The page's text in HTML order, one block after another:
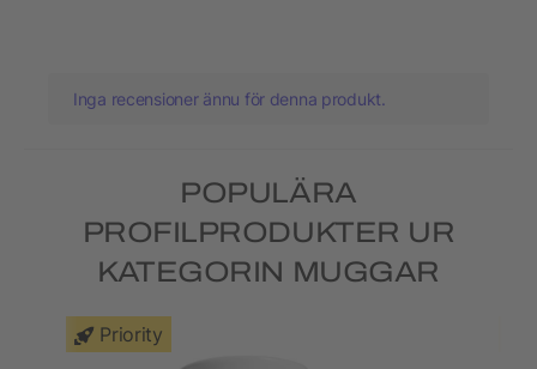
Inga recensioner ännu för denna produkt.
POPULÄRA
PROFILPRODUKTER UR
KATEGORIN MUGGAR
Priority